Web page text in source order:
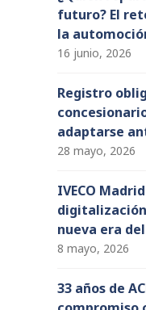
futuro? El
la
16 junio, 2026
Registro
adaptarse
28 mayo, 2026
IVECO
nueva era
8 mayo, 2026
33 años de